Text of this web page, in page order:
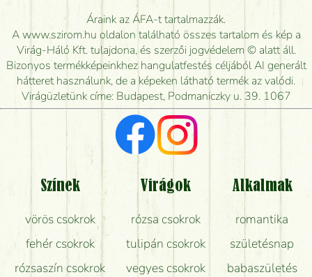
Meddig rendelhetek virágküldést úgy, hogy még ma
kiszállítsák?
Mennyire gyorsan tudják elkészíteni a csokrot, és
mikor tudják leghamarabb kiszállítani?
Vörös rózsát keresek, van önöknél?
Milyen visszajelzést kapok a virágküldésről?
Tényleg azt kapom, ami a képen van?
Mit kell tudni a virágcsokrok szállításáról?
Hogy marad a lehető legtovább friss a csokor?
Tudok adventi koszorút vásárolni boltban?
Áraink az ÁFA-t tartalmazzák.
A www.szirom.hu oldalon található összes tartalom és kép a
Virág-Háló Kft. tulajdona, és szerzői jogvédelem © alatt áll.
Bizonyos termékképeinkhez hangulatfestés céljából AI generált
hátteret használunk, de a képeken látható termék az valódi.
Virágüzletünk címe: Budapest, Podmaniczky u. 39. 1067
Színek
vörös csokrok
fehér csokrok
rózsaszín csokrok
Virágok
rózsa csokrok
tulipán csokrok
vegyes csokrok
Alkalmak
romantika
születésnap
babaszületés